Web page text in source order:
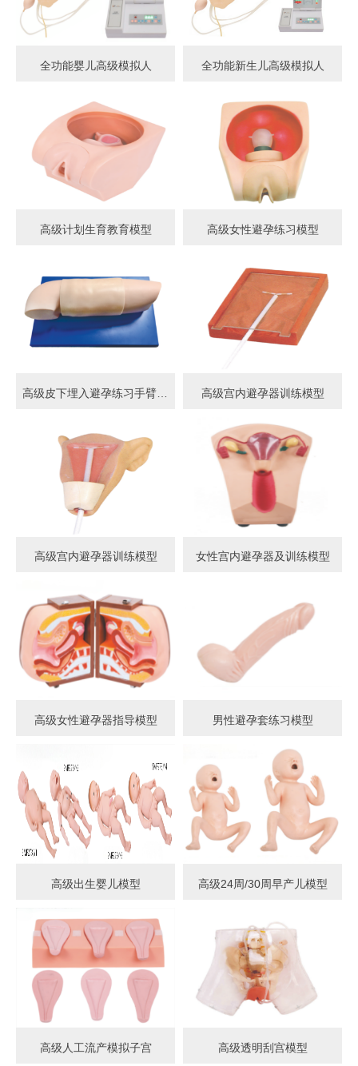
全功能婴儿高级模拟人 全功能新生儿高级模拟人
高级计划生育教育模型 高级女性避孕练习模型
高级皮下埋入避孕练习手臂模型 高级宫内避孕器训练模型
高级宫内避孕器训练模型 女性宫内避孕器及训练模型
高级女性避孕器指导模型 男性避孕套练习模型
高级出生婴儿模型 高级24周/30周早产儿模型
高级人工流产模拟子宫 高级透明刮宫模型